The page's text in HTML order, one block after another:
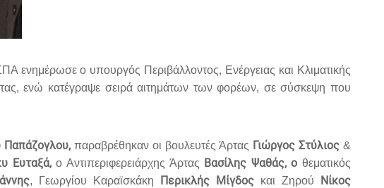
ενημέρωσε ο υπουργός Περιβάλλοντος, Ενέργειας και Κλιματικής
ενώ κατέγραψε σειρά αιτημάτων των φορέων, σε σύσκεψη που
Παπάζογλου, παραβρέθηκαν οι βουλευτές Άρτας Γιώργος Στύλιος &
Ευταξά,ο Αντιπεριφερειάρχης Άρτας Βασίλης Ψαθάς, οθεματικός
, Γεωργίου Καραϊσκάκη Περικλής Μίγδος και Ζηρού
Νίκος